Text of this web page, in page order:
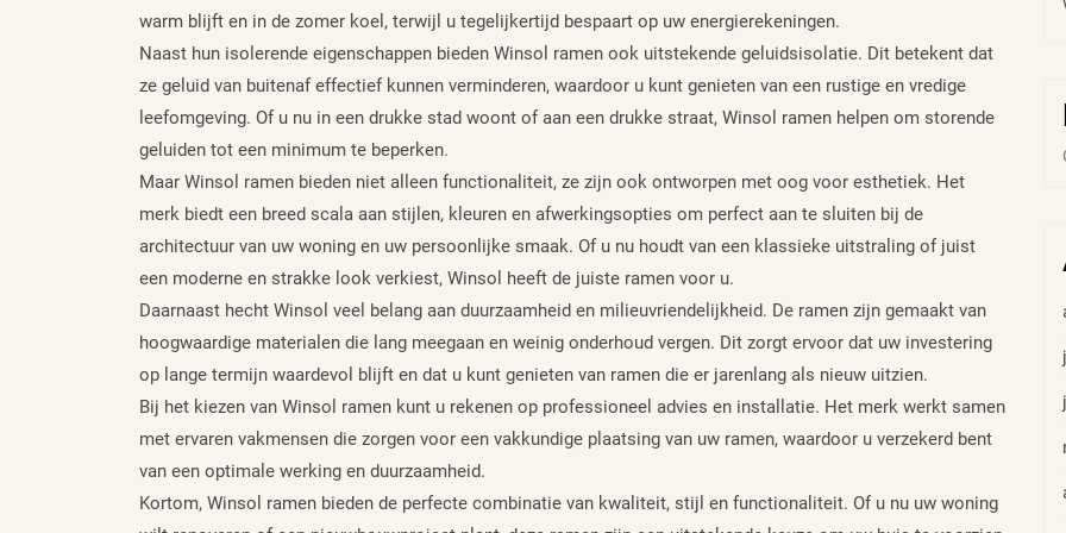
warm blijft en in de zomer koel, terwijl u tegelijkertijd bespaart op uw energierekeningen.
Naast hun isolerende eigenschappen bieden Winsol ramen ook uitstekende geluidsisolatie. Dit betekent dat
ze geluid van buitenaf effectief kunnen verminderen, waardoor u kunt genieten van een rustige en vredige
leefomgeving. Of u nu in een drukke stad woont of aan een drukke straat, Winsol ramen helpen om storende
geluiden tot een minimum te beperken.
Maar Winsol ramen bieden niet alleen functionaliteit, ze zijn ook ontworpen met oog voor esthetiek. Het
merk biedt een breed scala aan stijlen, kleuren en afwerkingsopties om perfect aan te sluiten bij de
architectuur van uw woning en uw persoonlijke smaak. Of u nu houdt van een klassieke uitstraling of juist
een moderne en strakke look verkiest, Winsol heeft de juiste ramen voor u.
Daarnaast hecht Winsol veel belang aan duurzaamheid en milieuvriendelijkheid. De ramen zijn gemaakt van
hoogwaardige materialen die lang meegaan en weinig onderhoud vergen. Dit zorgt ervoor dat uw investering
op lange termijn waardevol blijft en dat u kunt genieten van ramen die er jarenlang als nieuw uitzien.
Bij het kiezen van Winsol ramen kunt u rekenen op professioneel advies en installatie. Het merk werkt samen
met ervaren vakmensen die zorgen voor een vakkundige plaatsing van uw ramen, waardoor u verzekerd bent
van een optimale werking en duurzaamheid.
Kortom, Winsol ramen bieden de perfecte combinatie van kwaliteit, stijl en functionaliteit. Of u nu uw woning